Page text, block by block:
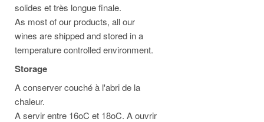
solides et très longue finale.
As most of our products, all our
wines are shipped and stored in a
temperature controlled environment.
Storage
A conserver couché à l'abri de la
chaleur.
A servir entre 16oC et 18oC. A ouvrir